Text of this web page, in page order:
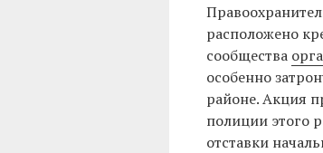
расположено
сообщества
особенно
районе. Акция
полиции этого
отставки